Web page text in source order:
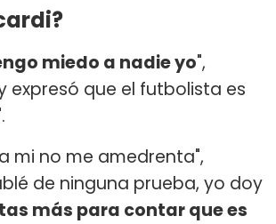
miedo a nadie yo",
expresó que el futbolista es
mi no me amedrenta",
de ninguna prueba, yo doy
más para contar que es